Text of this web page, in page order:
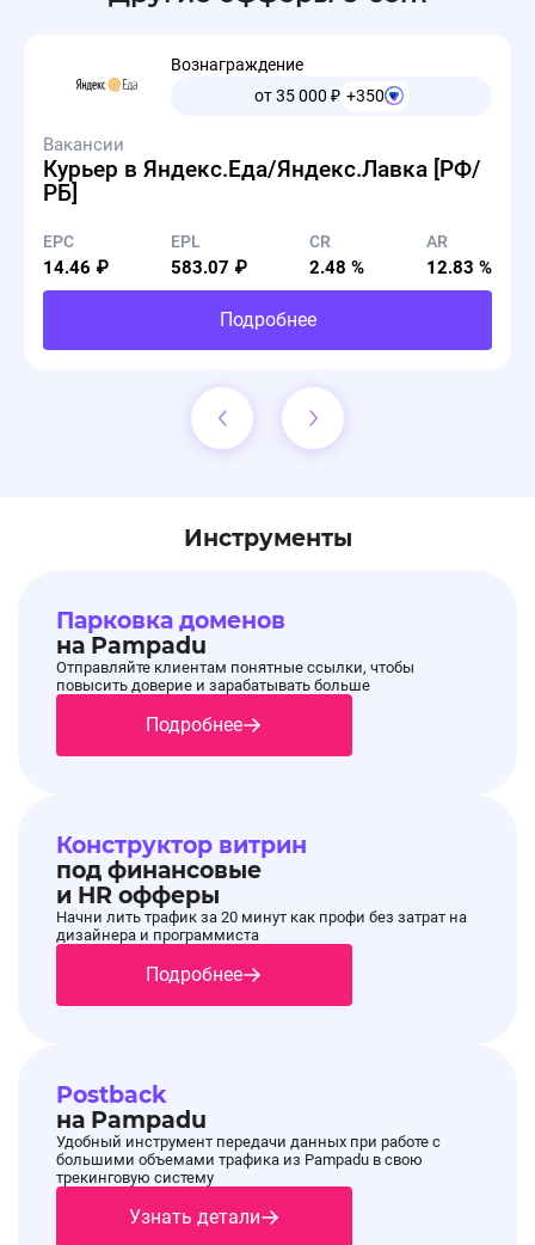
Подробнее в разделе Промокоды.
Обновление акций🔔 11.08.2025, 14:42:18
Обновление рекламных материалов на оффере
Naos 🔥
Обновлен список действующих акций.
Актуальные предложения размещены в
✔️ Добавлен промокод
Скидка 10% на первый заказ. Без ограничений и
Срок действия: до 31.12.2025
Все подробности в описании и Промо
материалах оффера.
Рекламные материалы!
На оффере Naos добавлены новые акции🔔
Акция! 24.04.2025, 14:24:23
Новая акция на оффере Naos
Вознаграждение
от 35 000 ₽ +350
Вакансии
Курьер в Яндекс.Еда/Яндекс.Лавка [РФ/
РБ]
EPC
14.46 ₽
EPL
583.07 ₽
CR
2.48 %
AR
12.83 %
Подробнее
Инструменты
Парковка доменов
на Pampadu
Отправляйте клиентам понятные ссылки, чтобы
повысить доверие и зарабатывать больше
Подробнее
Конструктор витрин
под финансовые
и HR офферы
Начни лить трафик за 20 минут как профи без затрат на
дизайнера и программиста
Подробнее
Postback
на Pampadu
Удобный инструмент передачи данных при работе с
большими объемами трафика из Pampadu в свою
трекинговую систему
Узнать детали